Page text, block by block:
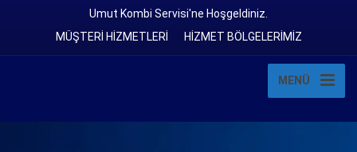
Umut Kombi Servisi'ne Hoşgeldiniz.
MÜŞTERİ HİZMETLERİ
HİZMET BÖLGELERİMİZ
MENÜ